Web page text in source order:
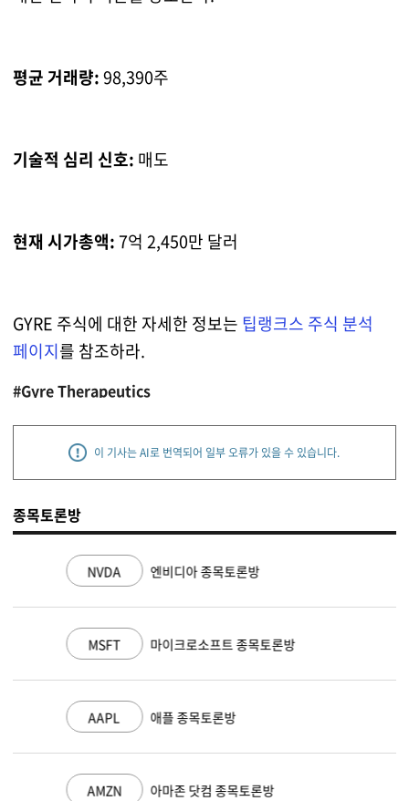
평균 거래량:98,390주
기술적 심리 신호: 매도
현재 시가총액:7억 2,450만 달러
GYRE 주식에 대한 자세한 정보는 팁랭크스 주식 분석
페이지를 참조하라.
#Gyre Therapeutics
이 기사는 AI로 번역되어 일부 오류가 있을 수 있습니다.
종목토론방
NVDA 엔비디아 종목토론방
MSFT 마이크로소프트 종목토론방
AAPL 애플 종목토론방
AMZN 아마존 닷컴 종목토론방